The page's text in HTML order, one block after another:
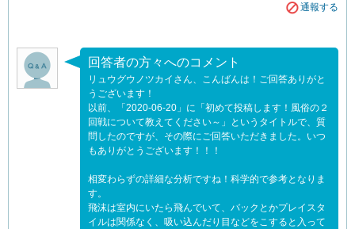
通報する
回答者の方々へのコメント
リュウグウノツカイさん、こんばんは！ご回答ありがと
うございます！
以前、「2020-06-20」に「初めて投稿します！風俗の２
回戦について教えてください～」というタイトルで、質
問したのですが、その際にご回答いただきました。いつ
もありがとうございます！！！
相変わらずの詳細な分析ですね！科学的で参考となりま
す。
飛沫は室内にいたら飛んでいて、バックとかプレイスタ
イルは関係なく、吸い込んだり目などをこすると入って